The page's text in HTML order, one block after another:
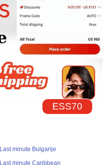
ESS70
Last minute Bulgarije
Last minute Caribbean